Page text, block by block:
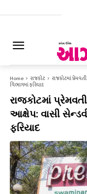
Home રાજકોટ રાજકોટમાં
વિભાગમાં ફરિયાદ
રાજકોટમાં
આક્ષેપ: વાસી
ફરિયાદ